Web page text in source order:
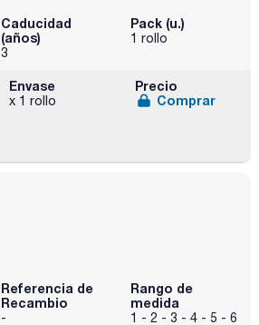
Caducidad
(años)
3
Pack (u.)
1 rollo
Envase
x 1 rollo
Precio
Comprar
Referencia de
Recambio
-
Rango de
medida
1 - 2 - 3 - 4 - 5 - 6